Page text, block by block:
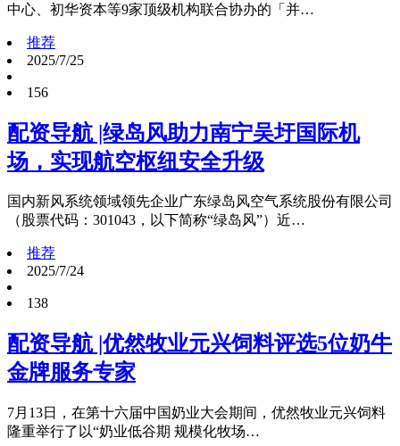
中心、初华资本等9家顶级机构联合协办的「并…
推荐
2025/7/25
156
配资导航 |绿岛风助力南宁吴圩国际机
场，实现航空枢纽安全升级
国内新风系统领域领先企业广东绿岛风空气系统股份有限公司
（股票代码：301043，以下简称“绿岛风”）近…
推荐
2025/7/24
138
配资导航 |优然牧业元兴饲料评选5位奶牛
金牌服务专家
7月13日，在第十六届中国奶业大会期间，优然牧业元兴饲料
隆重举行了以“奶业低谷期 规模化牧场…